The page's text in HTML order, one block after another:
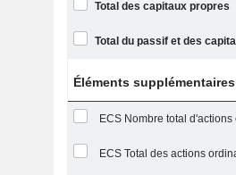
Total des capitaux propres
Éléments supplémentaires